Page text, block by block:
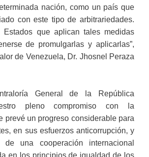
nación, como un país que
con este tipo de arbitrariedades.
Estados que aplican tales medidas
de promulgarlas y aplicarlas”,
de Venezuela, Dr. Jhosnel Peraza
General de la República
pleno compromiso con la
prevé un progreso considerable para
en sus esfuerzos anticorrupción, y
una cooperación internacional
en los principios de igualdad de los